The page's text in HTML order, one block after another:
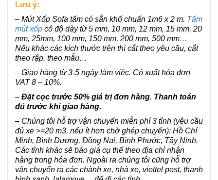
Lưu ý:
– Mút Xốp Sofa tấm có sẵn khổ chuẩn 1m6 x 2 m. Tấm
mút xốp có độ dày từ 5 mm, 10 mm, 12 mm, 15 mm, 20
mm, 25mm, 100 mm, 150 mm, 200 mm, 500 mm…
Nếu khác các kích thước trên thì cắt theo yêu cầu, cắt
theo rập, theo mẫu…
– Giao hàng từ 3-5 ngày làm việc. Có xuất hóa đơn
VAT 8 – 10%.
– Đặt cọc trước 50% giá trị đơn hàng. Thanh toán
đủ trước khi giao hàng.
– Chúng tôi hỗ trợ vận chuyển miễn phí 3 tỉnh (yêu cầu
đủ xe >=20 m3, nếu ít hơn chờ ghép chuyến): Hồ Chí
Minh, Bình Dương, Đồng Nai, Bình Phước, Tây Ninh.
Các tỉnh khác sẽ báo giá cụ thể theo địa chỉ nhận
hàng trong hóa đơn. Ngoài ra chúng tôi cũng hỗ trợ
vận chuyển ra các chành xe, nhà xe, viettel post, thanh